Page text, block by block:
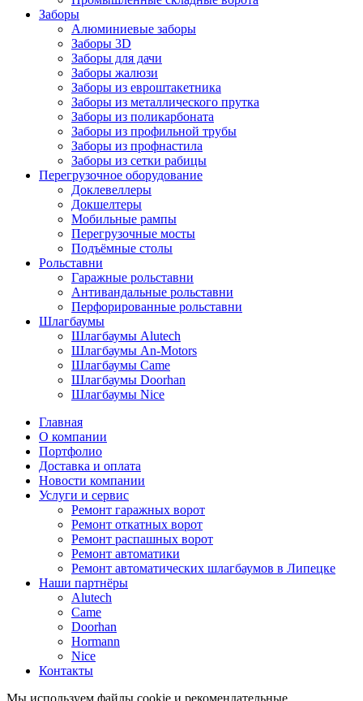
Заборы
Алюминиевые заборы
Заборы 3D
Заборы для дачи
Заборы жалюзи
Заборы из евроштакетника
Заборы из металлического прутка
Заборы из поликарбоната
Заборы из профильной трубы
Заборы из профнастила
Заборы из сетки рабицы
Перегрузочное оборудование
Доклевеллеры
Докшелтеры
Мобильные рампы
Перегрузочные мосты
Подъёмные столы
Рольставни
Гаражные рольставни
Антивандальные рольставни
Перфорированные рольставни
Шлагбаумы
Шлагбаумы Alutech
Шлагбаумы An-Motors
Шлагбаумы Came
Шлагбаумы Doorhan
Шлагбаумы Nice
Главная
О компании
Портфолио
Доставка и оплата
Новости компании
Услуги и сервис
Ремонт гаражных ворот
Ремонт откатных ворот
Ремонт распашных ворот
Ремонт автоматики
Ремонт автоматических шлагбаумов в Липецке
Наши партнёры
Alutech
Came
Doorhan
Hormann
Nice
Контакты